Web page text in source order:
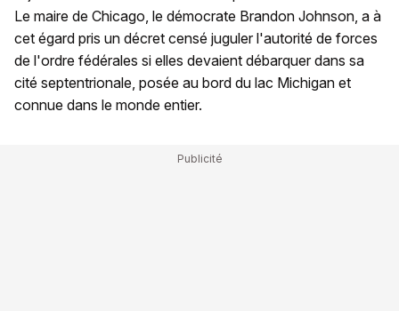
Le maire de Chicago, le démocrate Brandon Johnson, a à
cet égard pris un décret censé juguler l'autorité de forces
de l'ordre fédérales si elles devaient débarquer dans sa
cité septentrionale, posée au bord du lac Michigan et
connue dans le monde entier.